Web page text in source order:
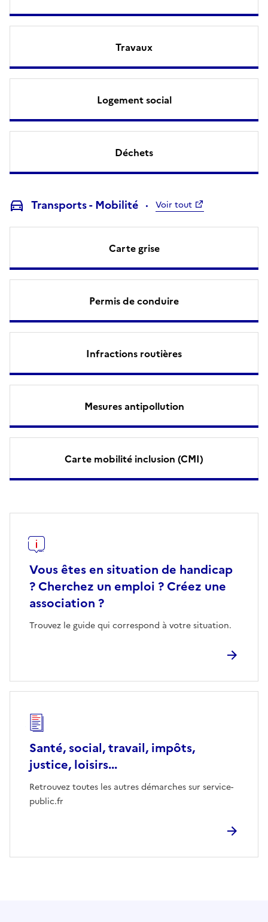
Travaux
Logement social
Déchets
Transports - Mobilité Voir tout
Carte grise
Permis de conduire
Infractions routières
Mesures antipollution
Carte mobilité inclusion (CMI)
Vous êtes en situation de handicap
? Cherchez un emploi ? Créez une
association ?
Trouvez le guide qui correspond à votre situation.
Santé, social, travail, impôts,
justice, loisirs...
Retrouvez toutes les autres démarches sur service-
public.fr